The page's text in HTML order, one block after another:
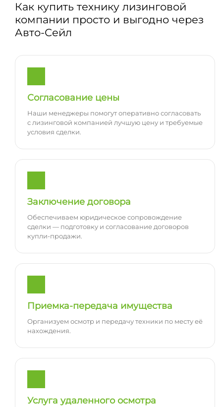
Как купить технику лизинговой
компании просто и выгодно через
Авто-Сейл
Согласование цены
Наши менеджеры помогут оперативно согласовать
с лизинговой компанией лучшую цену и требуемые
условия сделки.
Заключение договора
Обеспечиваем юридическое сопровождение
сделки — подготовку и согласование договоров
купли-продажи.
Приемка-передача имущества
Организуем осмотр и передачу техники по месту её
нахождения.
Услуга удаленного осмотра